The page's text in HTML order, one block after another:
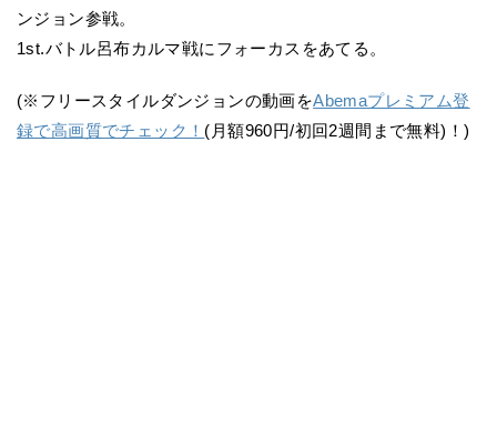
ンジョン参戦。
1st.バトル呂布カルマ戦にフォーカスをあてる。
(※フリースタイルダンジョンの動画をAbemaプレミアム登
録で高画質でチェック！ (月額960円/初回2週間まで無料)！)